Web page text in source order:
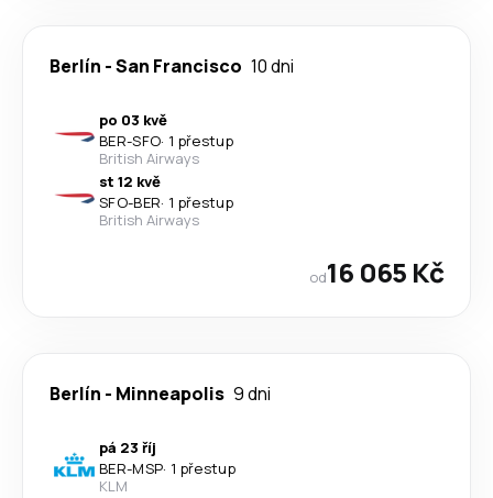
Berlín -San Francisco 10 dni
po 03 kvě
BER-SFO· 1 přestup
British Airways
st 12 kvě
SFO-BER· 1 přestup
British Airways
od16 065 Kč
Berlín - Minneapolis 9 dni
pá 23 říj
BER-MSP· 1 přestup
KLM